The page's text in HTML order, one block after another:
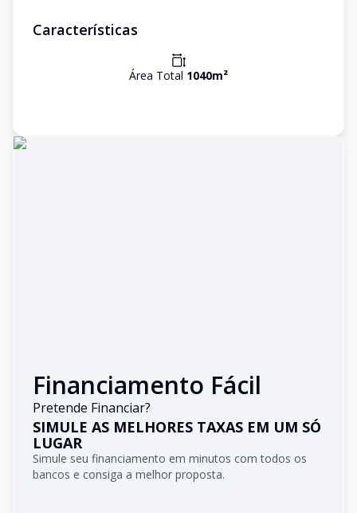
Características
Área Total 1040m²
Financiamento Fácil
Pretende Financiar?
SIMULE AS MELHORES TAXAS EM UM SÓ
LUGAR
Simule seu financiamento em minutos com todos os
bancos e consiga a melhor proposta.